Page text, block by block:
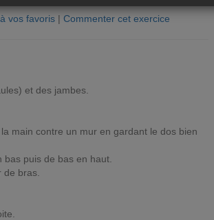
vos favoris| Commenter cet exercice
et des jambes.
main contre un mur en gardant le dos bien
puis de bas en haut.
bras.